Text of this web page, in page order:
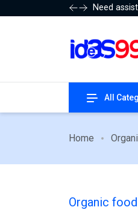
Need
All
Home
Organic